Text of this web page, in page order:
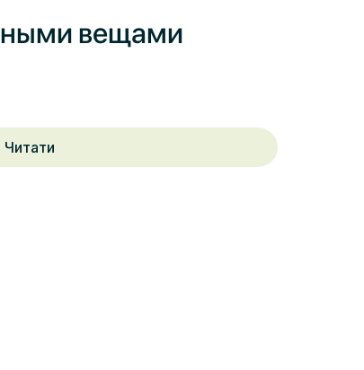
вещами
Читати